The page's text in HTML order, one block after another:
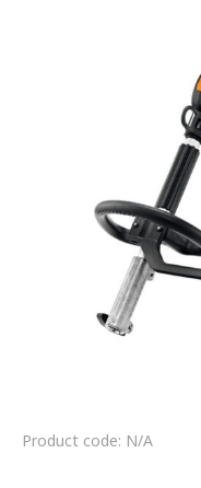
Product code: N/A